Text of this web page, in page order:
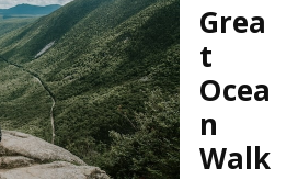
Grea
t
Ocea
n
Walk